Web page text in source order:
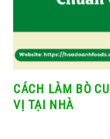
CÁCH LÀM BÒ
VỊ TẠI NHÀ